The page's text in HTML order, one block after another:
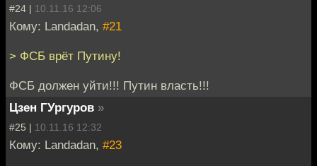
#24 | 10.11.16 12:06
Кому: Landadan, #21
> ФСБ врёт Путину!
ФСБ должен уйти!!! Путин власть!!!
Цзен ГУргуров »
#25 | 10.11.16 12:32
Кому: Landadan, #23